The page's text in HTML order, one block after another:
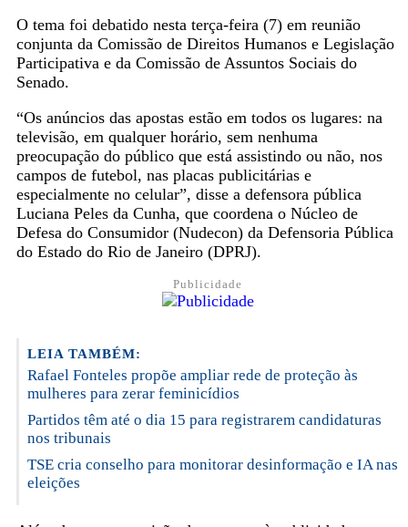
O tema foi debatido nesta terça-feira (7) em reunião
conjunta da Comissão de Direitos Humanos e Legislação
Participativa e da Comissão de Assuntos Sociais do
Senado.
“Os anúncios das apostas estão em todos os lugares: na
televisão, em qualquer horário, sem nenhuma
preocupação do público que está assistindo ou não, nos
campos de futebol, nas placas publicitárias e
especialmente no celular”, disse a defensora pública
Luciana Peles da Cunha, que coordena o Núcleo de
Defesa do Consumidor (Nudecon) da Defensoria Pública
do Estado do Rio de Janeiro (DPRJ).
Publicidade
LEIA TAMBÉM:
Rafael Fonteles propõe ampliar rede de proteção às
mulheres para zerar feminicídios
Partidos têm até o dia 15 para registrarem candidaturas
nos tribunais
TSE cria conselho para monitorar desinformação e IA nas
eleições